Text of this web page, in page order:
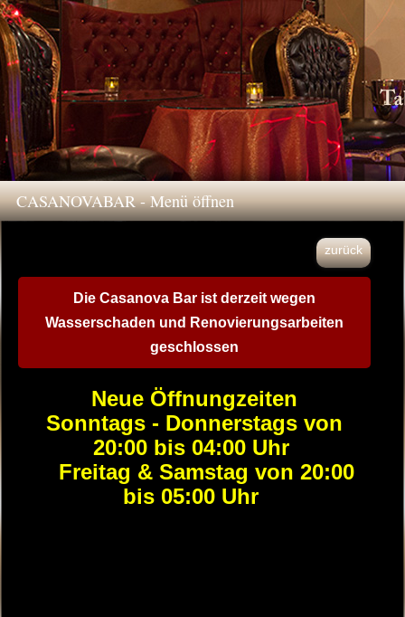
CASANOVABAR - Menü öffnen
zurück
Die Casanova Bar ist derzeit wegen
Wasserschaden und Renovierungsarbeiten
geschlossen
Neue Öffnungzeiten
Sonntags - Donnerstags von
20:00 bis 04:00 Uhr
Freitag & Samstag von 20:00
bis 05:00 Uhr